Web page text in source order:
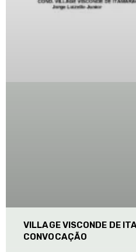
VILLAGE VISCONDE DE
CONVOCAÇÃO